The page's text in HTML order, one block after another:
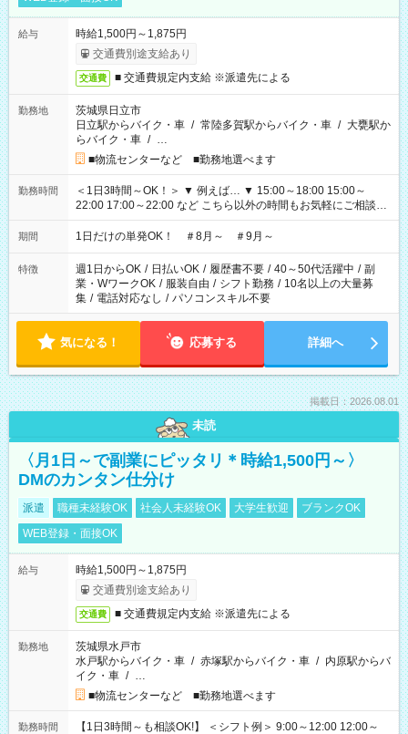
給与
時給1,500円～1,875円
交通費別途支給あり
交通費 ■ 交通費規定内支給 ※派遣先による
勤務地
茨城県日立市
日立駅からバイク・車 / 常陸多賀駅からバイク・車 / 大甕駅か
らバイク・車 / …
■物流センターなど ■勤務地選べます
勤務時間
＜1日3時間～OK！＞ ▼ 例えば… ▼ 15:00～18:00 15:00～
22:00 17:00～22:00 など こちら以外の時間もお気軽にご相談く
ださい！
期間 1日だけの単発OK！ ＃8月～ ＃9月～
特徴 週1日からOK / 日払いOK / 履歴書不要 / 40～50代活躍中 / 副
業・WワークOK / 服装自由 / シフト勤務 / 10名以上の大量募
集 / 電話対応なし / パソコンスキル不要
気になる！ 応募する 詳細へ
掲載日：2026.08.01
未読
〈月1日～で副業にピッタリ＊時給1,500円～〉
DMのカンタン仕分け
派遣 職種未経験OK 社会人未経験OK 大学生歓迎
ブランクOK
WEB登録・面接OK
給与
時給1,500円～1,875円
交通費別途支給あり
交通費 ■ 交通費規定内支給 ※派遣先による
勤務地
茨城県水戸市
水戸駅からバイク・車 / 赤塚駅からバイク・車 / 内原駅からバ
イク・車 / …
■物流センターなど ■勤務地選べます
勤務時間
【1日3時間～も相談OK!】 ＜シフト例＞ 9:00～12:00 12:00～